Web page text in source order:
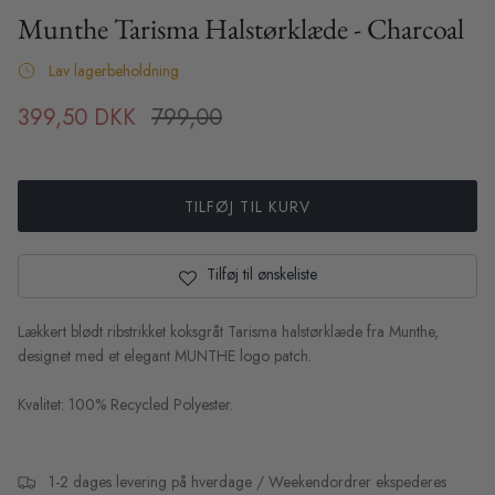
Sibin Linnebjerg
Sibin Linnebjerg Ponchos
UGG Boots
Soft Rebels
Sneaky Fox
Stone Copenhagen Smykker
XS S M
695,00 DKK
Munthe Tarisma Halstørklæde - Charcoal
Lav lagerbeholdning
399,50 DKK 799,00
TILFØJ TIL KURV
Tilføj til ønskeliste
Lækkert blødt ribstrikket koksgråt Tarisma halstørklæde fra Munthe,
designet med et elegant MUNTHE logo patch.
Kvalitet: 100% Recycled Polyester.
1-2 dages levering på hverdage / Weekendordrer ekspederes